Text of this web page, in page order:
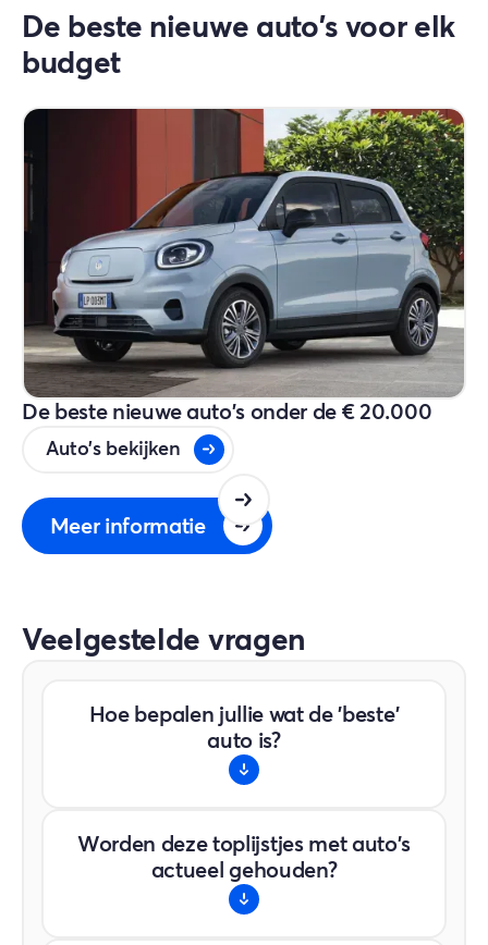
De beste nieuwe auto's voor elk
budget
De beste nieuwe auto's onder de € 20.000
Auto's bekijken
Meer informatie
Veelgestelde vragen
Hoe bepalen jullie wat de 'beste'
auto is?
combinatie van factoren. We analyseren
onafhankelijke reviews,
betrouwbaarheidscijfers, prijs-
Worden deze toplijstjes met auto's
actueel gehouden?